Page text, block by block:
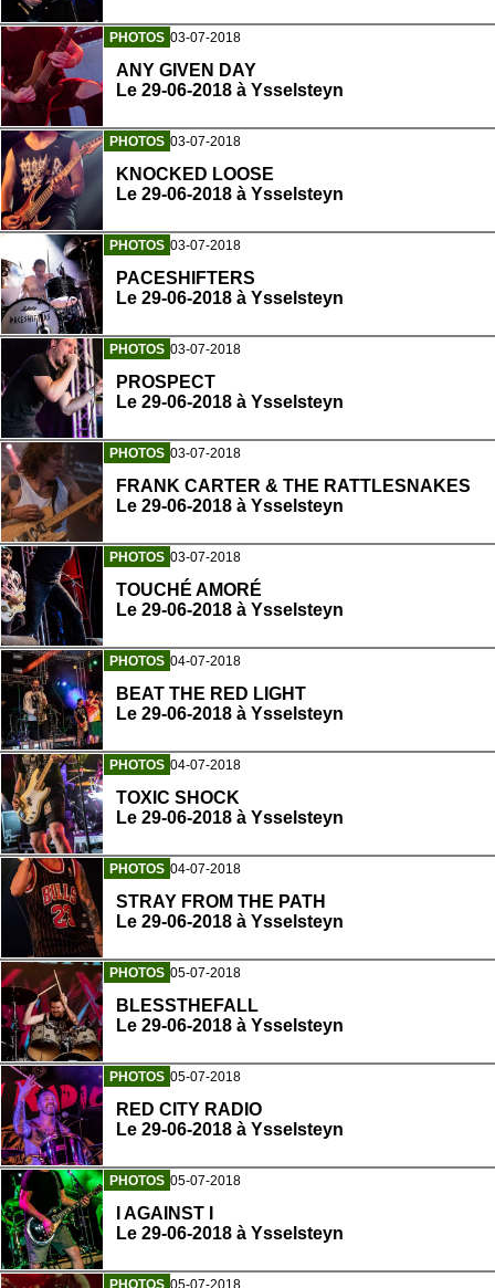
PHOTOS 03-07-2018
ANY GIVEN DAY
Le 29-06-2018 à Ysselsteyn
PHOTOS 03-07-2018
KNOCKED LOOSE
Le 29-06-2018 à Ysselsteyn
PHOTOS 03-07-2018
PACESHIFTERS
Le 29-06-2018 à Ysselsteyn
PHOTOS 03-07-2018
PROSPECT
Le 29-06-2018 à Ysselsteyn
PHOTOS 03-07-2018
FRANK CARTER & THE RATTLESNAKES
Le 29-06-2018 à Ysselsteyn
PHOTOS 03-07-2018
TOUCHÉ AMORÉ
Le 29-06-2018 à Ysselsteyn
PHOTOS 04-07-2018
BEAT THE RED LIGHT
Le 29-06-2018 à Ysselsteyn
PHOTOS 04-07-2018
TOXIC SHOCK
Le 29-06-2018 à Ysselsteyn
PHOTOS 04-07-2018
STRAY FROM THE PATH
Le 29-06-2018 à Ysselsteyn
PHOTOS 05-07-2018
BLESSTHEFALL
Le 29-06-2018 à Ysselsteyn
PHOTOS 05-07-2018
RED CITY RADIO
Le 29-06-2018 à Ysselsteyn
PHOTOS 05-07-2018
I AGAINST I
Le 29-06-2018 à Ysselsteyn
PHOTOS 05-07-2018